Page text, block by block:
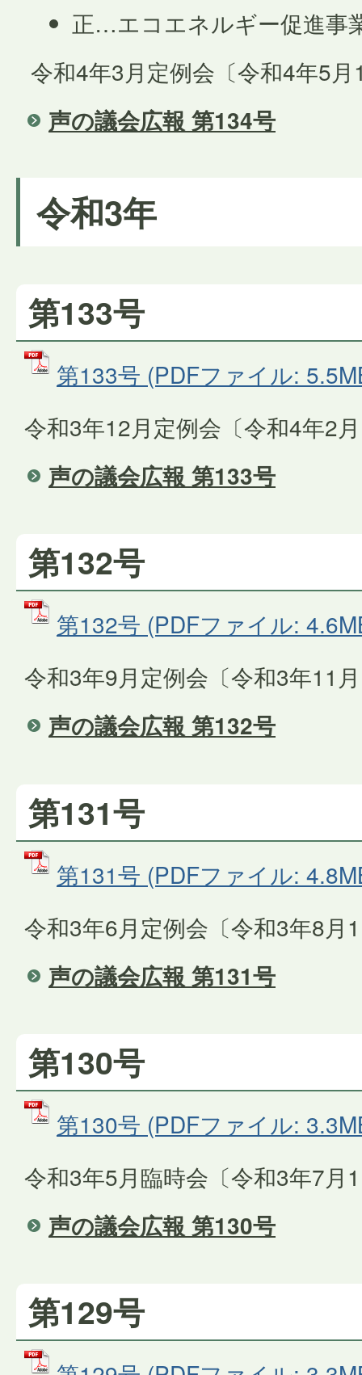
正…エコエネルギー促進事
令和4年3月定例会〔令和4年5
声の議会広報 第134号
令和3年
第133号
第133号 (PDFファイル:
令和3年12月定例会〔令和4年2
声の議会広報 第133号
第132号
第132号 (PDFファイル:
令和3年9月定例会〔令和3年11
声の議会広報 第132号
第131号
第131号 (PDFファイル:
令和3年6月定例会〔令和3年8月
声の議会広報 第131号
第130号
第130号 (PDFファイル:
令和3年5月臨時会〔令和3年7月
声の議会広報 第130号
第129号